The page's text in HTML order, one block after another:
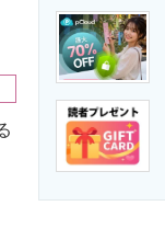
ルギーの専門メディア